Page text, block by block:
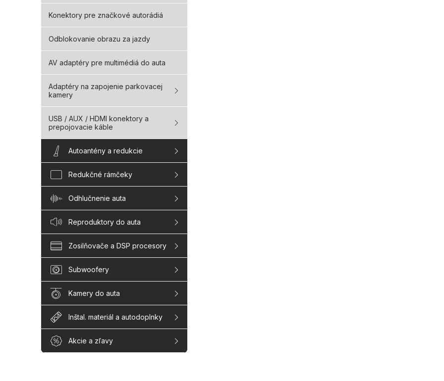
Konektory pre značkové autorádiá
Odblokovanie obrazu za jazdy
AV adaptéry pre multimédiá do auta
Adaptéry na zapojenie parkovacej
kamery
USB / AUX / HDMI konektory a
prepojovacie káble
Autoantény a redukcie
Redukčné rámčeky
Odhlučnenie auta
Reproduktory do auta
Zosilňovače a DSP procesory
Subwoofery
Kamery do auta
Inštal. materiál a autodoplnky
Akcie a zľavy